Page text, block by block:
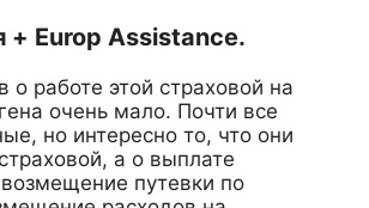
+ Europ Assistance.
о работе этой страховой на
очень мало. Почти все
но интересно то, что они
а о выплате
путевки по